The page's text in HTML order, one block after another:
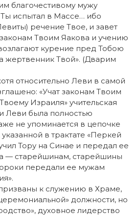
благочестивому мужу
испытал в Массе… ибо
речение Твое, и завет
законам Твоим Яакова и учению
курение пред Тобою
жертвенник Твой». (Дварим
относительно Леви в самой
«Учат законам Твоим
Израиля» учительская
Леви была полностью
не упоминается в цепочке
в трактате «Перкей
Тору на Синае и передал ее
— старейшинам, старейшины
передали ее мужам
к служению в Храме,
должности, но
духовное лидерство